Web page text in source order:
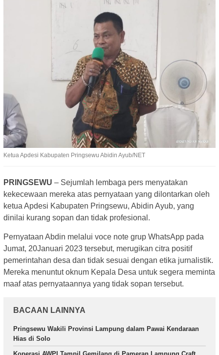
Ketua Apdesi Kabupaten Pringsewu Abidin Ayub/NET
PRINGSEWU – Sejumlah lembaga pers menyatakan
kekecewaan mereka atas pernyataan yang dilontarkan oleh
ketua Apdesi Kabupaten Pringsewu, Abidin Ayub, yang
dinilai kurang sopan dan tidak profesional.
Pernyataan Abdin melalui voce note grup WhatsApp pada
Jumat, 20Januari 2023 tersebut, merugikan citra positif
pemerintahan desa dan tidak sesuai dengan etika jurnalistik.
Mereka menuntut oknum Kepala Desa untuk segera meminta
maaf atas pernyataannya yang tidak sopan tersebut.
BACAAN LAINNYA
Pringsewu Wakili Provinsi Lampung dalam Pawai Kendaraan
Hias di Solo